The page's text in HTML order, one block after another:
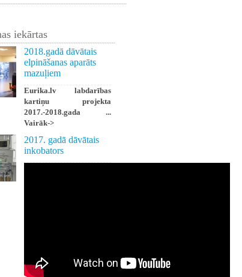
iekārtas
2018.gadā dāvātais
elpināšanas aparāts
mazuļiem
Eurika.lv labdarības
kartiņu projekta
2017.-2018.gada ...
Vairāk->
2017. gadā dāvātais
inkobators